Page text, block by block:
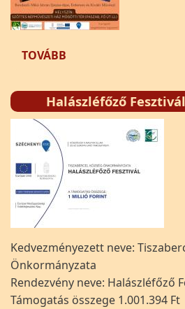
TOVÁBB
Halászléfőző
Kedvezményezett neve:
Önkormányzata
Rendezvény neve: Halászléfőző
Támogatás összege 1.001.394 Ft